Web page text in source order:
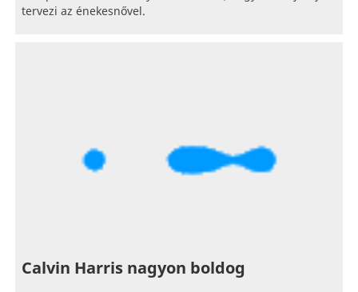
tervezi az énekesnővel.
Calvin Harris nagyon boldog